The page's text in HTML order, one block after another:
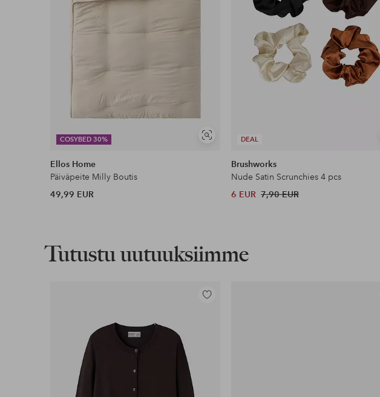
COSYBED 30%
Näytä
Ellos Home
Päiväpeite Milly Boutis
49,99 EUR
DEAL
Brushworks
Nude Satin Scrunchies 4 pcs
6 EUR 7,90 EUR
Tutustu uutuuksiimme
Lisää